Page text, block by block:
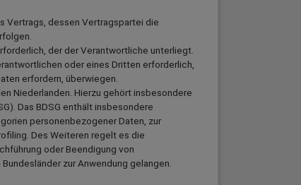
Vertrags, dessen Vertragspartei die
der der Verantwortliche unterliegt.
oder eines Dritten erforderlich,
erfordern, überwiegen.
Niederlanden. Hierzu gehört insbesondere
Das BDSG enthält insbesondere
personenbezogener Daten, zur
Des Weiteren regelt es die
oder Beendigung von
zur Anwendung gelangen.